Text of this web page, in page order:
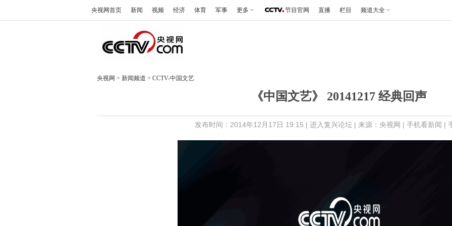
央视网首页 新闻 视频 经济 体育 军事 更多 节目官网 直播 栏目 频道大全
央视网 > 新闻频道 > CCTV-中国文艺
《中国文艺》 20141217 经典回声
发布时间：2014年12月17日 19:15 | 进入复兴论坛 | 来源：央视网 | 手机看新闻 |